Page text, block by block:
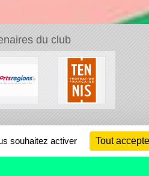
du club
souhaitez activer Tout